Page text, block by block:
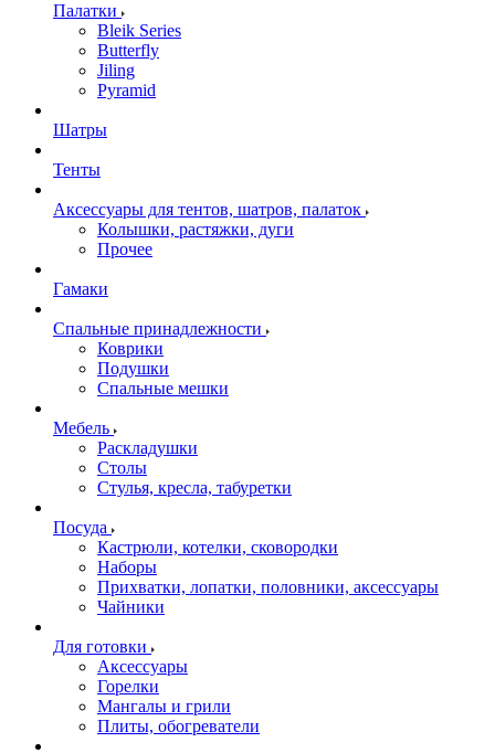
Палатки
Bleik Series
Butterfly
Jiling
Pyramid
Шатры
Тенты
Аксессуары для тентов, шатров, палаток
Колышки, растяжки, дуги
Прочее
Гамаки
Спальные принадлежности
Коврики
Подушки
Спальные мешки
Мебель
Раскладушки
Столы
Стулья, кресла, табуретки
Посуда
Кастрюли, котелки, сковородки
Наборы
Прихватки, лопатки, половники, аксессуары
Чайники
Для готовки
Аксессуары
Горелки
Мангалы и грили
Плиты, обогреватели